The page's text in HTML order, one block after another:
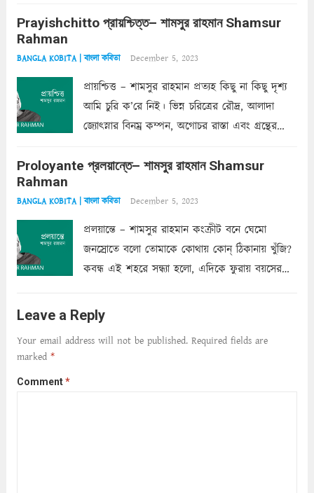
তার সুষমায় পার্থক্য অনেক। তোমাকে সুন্দরী বলা চলে,
Prayishchitto প্রায়শ্চিত্ত– শামসুর রাহমান Shamsur
Rahman
BANGLA KOBITA | বাংলা কবিতা December 5, 2023
প্রায়শ্চিত্ত – শামসুর রাহমান প্রত্যহ কিছু না কিছু দৃশ্য
আমি চুরি ক’রে নিই। ভিন্ন চরিত্রের রৌদ্র, আলাদা
জ্যোৎস্নার বিনম্র কম্পন, অগোচর রাস্তা এবং গ্রন্থের
ছায়াচ্ছন্ন মোহন মিথুন মূর্তি, লোপামুদ্রা ভীষণ বিব্রত
Proloyante প্রলয়ান্তে– শামসুর রাহমান Shamsur
Rahman
BANGLA KOBITA | বাংলা কবিতা December 5, 2023
প্রলয়ান্তে – শামসুর রাহমান কংক্রীট বনে ঘেমো
জনস্রোতে বলো তোমাকে কোথায় কোন্‌ ঠিকানায় খুঁজি?
কবন্ধ এই শহরে সন্ধ্যা হলো, এদিকে ফুরায় বয়সের
আমার শরীরে সখ্য গড়ে, তোমার গহন ঊর্মিল যৌবন
আনে আশ্বন...
Leave a Reply
Your email address will not be published. Required fields are
marked *
Comment*